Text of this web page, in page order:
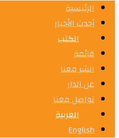
الرئيسية
أحدث الأخبار
الكتب
قائمة
انشر معنا
عن الدار
تواصل معنا
العربية
English